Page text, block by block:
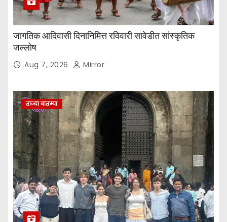
जागतिक आदिवासी दिनानिमित्त रविवारी सावेडीत सांस्कृतिक
जल्लोष
Aug 7, 2026 Mirror
ताज्या बातम्या